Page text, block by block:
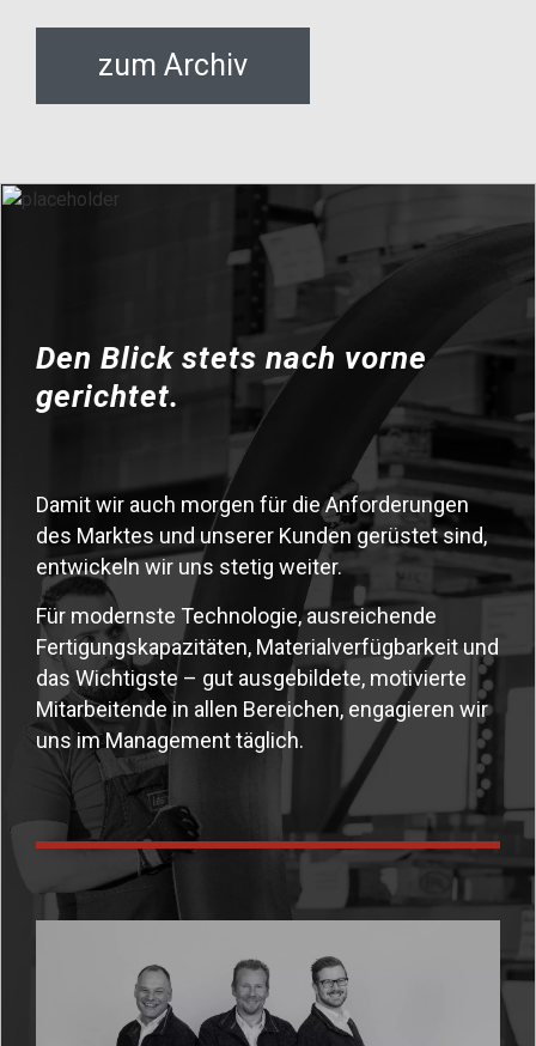
zum Archiv
Den Blick stets nach vorne
gerichtet.
Damit wir auch morgen für die Anforderungen
des Marktes und unserer Kunden gerüstet sind,
entwickeln wir uns stetig weiter.
Für modernste Technologie, ausreichende
Fertigungskapazitäten, Materialverfügbarkeit und
das Wichtigste – gut ausgebildete, motivierte
Mitarbeitende in allen Bereichen, engagieren wir
uns im Management täglich.